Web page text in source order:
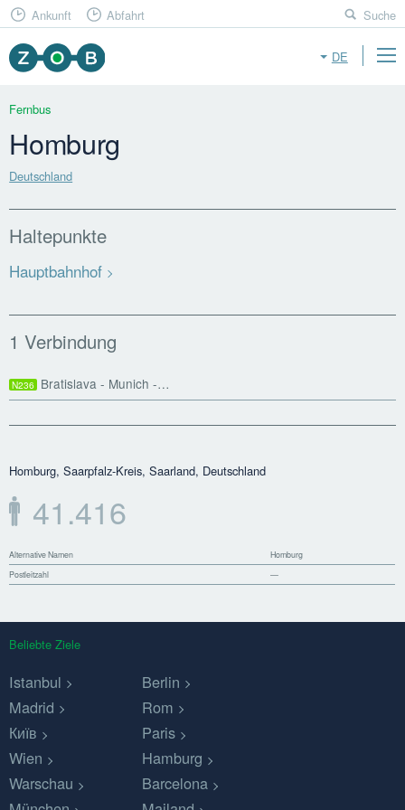
DE
Ankunft Abfahrt Suche
Fernbus
Homburg
Deutschland
Haltepunkte
Hauptbahnhof
1 Verbindung
N236 Bratislava - Munich -…
Homburg, Saarpfalz-Kreis, Saarland, Deutschland
41.416
Alternative Namen
Homburg
Postleitzahl
—
Beliebte Ziele
Istanbul
Berlin
Madrid
Rom
Київ
Paris
Wien
Hamburg
Warschau
Barcelona